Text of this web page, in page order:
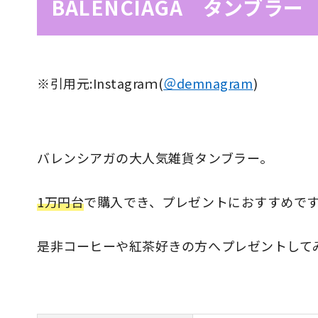
BALENCIAGA タンブラー
※引用元:Instagraｍ(＠demnagram)
バレンシアガの大人気雑貨タンブラー。
1万円台で購入でき、プレゼントにおすすめです
是非コーヒーや紅茶好きの方へプレゼントして